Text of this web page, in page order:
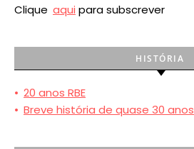
Clique aqui para subscrever
HISTÓRIA
• 20 anos RBE
• Breve história de quase 30 anos